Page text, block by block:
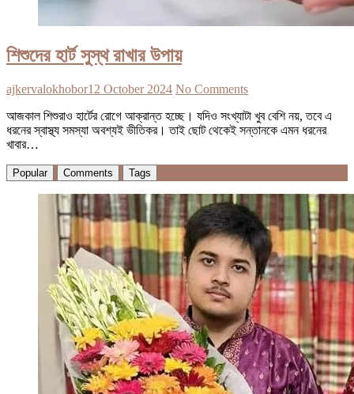
শিশুদের হার্ট সুস্থ রাখার উপায়
ajkervalokhobor12 October 2024 No Comments
আজকাল শিশুরাও হার্টের রোগে আক্রান্ত হচ্ছে। যদিও সংখ্যাটা খুব বেশি নয়, তবে এ
ধরনের স্বাস্থ্য সমস্যা অবশ্যই ভীতিকর। তাই ছোট থেকেই সন্তানকে এমন ধরনের
খাবার…
Popular Comments Tags